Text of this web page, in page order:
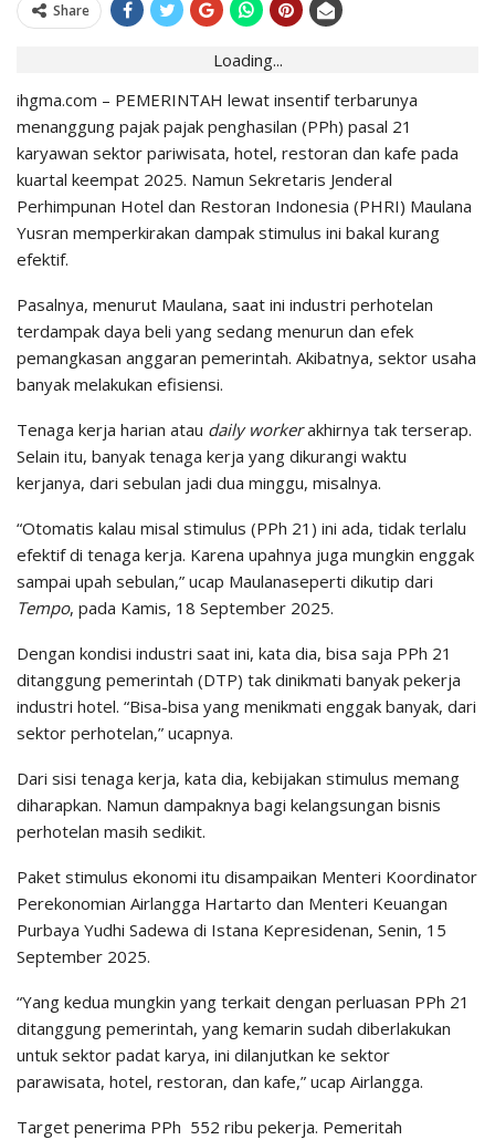
Share
Loading...
ihgma.com – PEMERINTAH lewat insentif terbarunya
menanggung pajak pajak penghasilan (PPh) pasal 21
karyawan sektor pariwisata, hotel, restoran dan kafe pada
kuartal keempat 2025. Namun Sekretaris Jenderal
Perhimpunan Hotel dan Restoran Indonesia (PHRI) Maulana
Yusran memperkirakan dampak stimulus ini bakal kurang
efektif.
Pasalnya, menurut Maulana, saat ini industri perhotelan
terdampak daya beli yang sedang menurun dan efek
pemangkasan anggaran pemerintah. Akibatnya, sektor usaha
banyak melakukan efisiensi.
Tenaga kerja harian atau daily workerakhirnya tak terserap.
Selain itu, banyak tenaga kerja yang dikurangi waktu
kerjanya, dari sebulan jadi dua minggu, misalnya.
“Otomatis kalau misal stimulus (PPh 21) ini ada, tidak terlalu
efektif di tenaga kerja. Karena upahnya juga mungkin enggak
sampai upah sebulan,” ucap Maulanaseperti dikutip dari
Tempo, pada Kamis, 18 September 2025.
Dengan kondisi industri saat ini, kata dia, bisa saja PPh 21
ditanggung pemerintah (DTP) tak dinikmati banyak pekerja
industri hotel. “Bisa-bisa yang menikmati enggak banyak, dari
sektor perhotelan,” ucapnya.
Dari sisi tenaga kerja, kata dia, kebijakan stimulus memang
diharapkan. Namun dampaknya bagi kelangsungan bisnis
perhotelan masih sedikit.
Paket stimulus ekonomi itu disampaikan Menteri Koordinator
Perekonomian Airlangga Hartarto dan Menteri Keuangan
Purbaya Yudhi Sadewa di Istana Kepresidenan, Senin, 15
September 2025.
“Yang kedua mungkin yang terkait dengan perluasan PPh 21
ditanggung pemerintah, yang kemarin sudah diberlakukan
untuk sektor padat karya, ini dilanjutkan ke sektor
parawisata, hotel, restoran, dan kafe,” ucap Airlangga.
Target penerima PPh 552 ribu pekerja. Pemeritah